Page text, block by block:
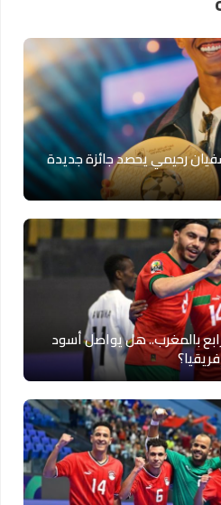
رحيمي يحصد جائزة جديدة
بالمغرب.. هل يواصل أسود